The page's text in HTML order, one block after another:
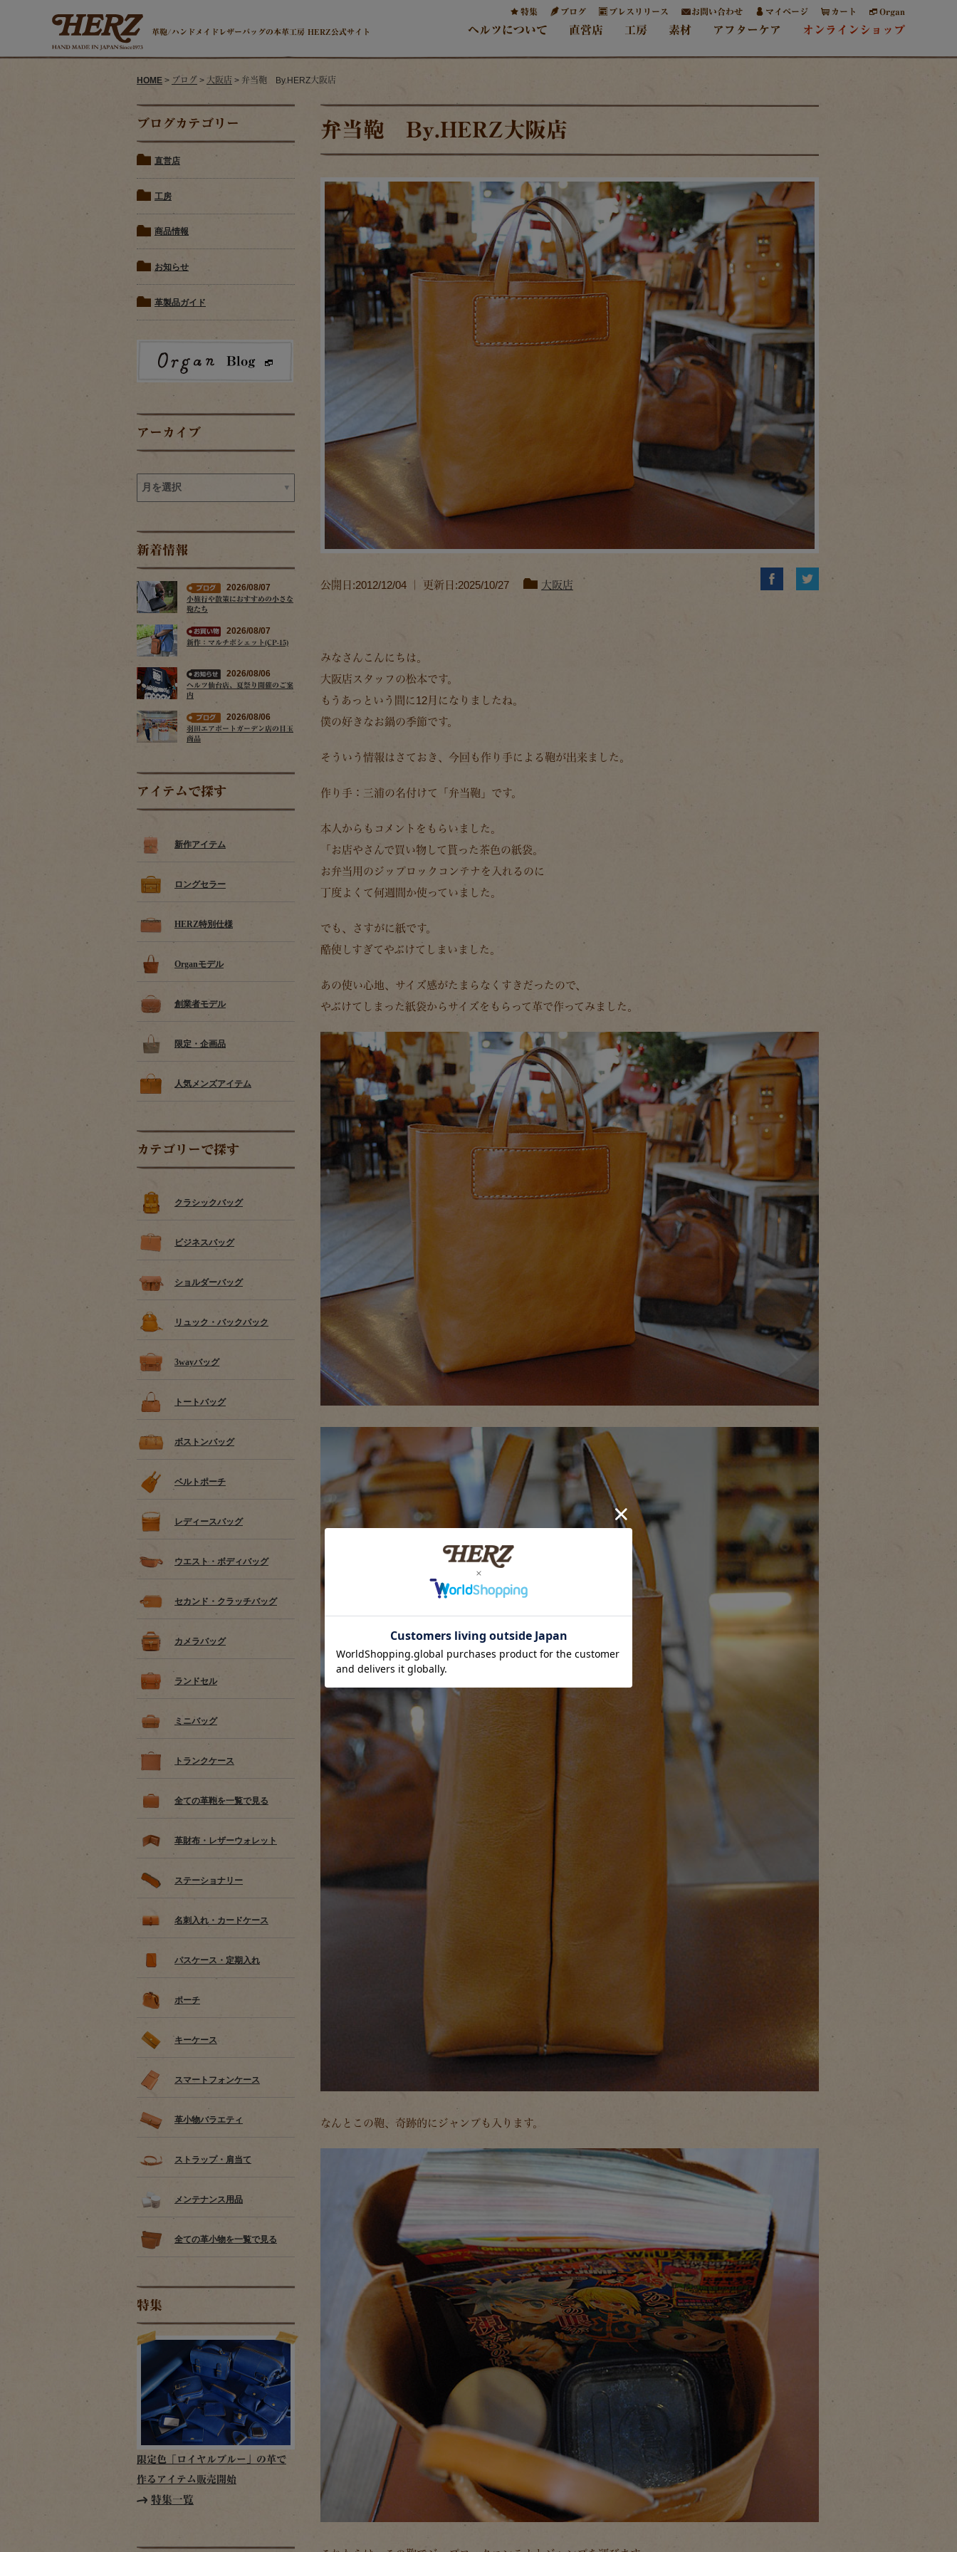
革鞄/ハンドメイドレザーバッグの本革工房 HERZ公式サイト
特集 ブログ プレスリリース お問い合わせ マイページ カート Organ
ヘルツについて 直営店 工房 素材 アフターケア オンラインショップ
HOME > ブログ > 大阪店 > 弁当鞄 By.HERZ大阪店
ブログカテゴリー
直営店
工房
商品情報
お知らせ
革製品ガイド
アーカイブ
新着情報
2026/08/07
小旅行や散策におすすめの小さな
鞄たち
2026/08/07
新作：マルチポシェット(CP-15)
2026/08/06
ヘルツ仙台店、夏祭り開催のご案
内
2026/08/06
羽田エアポートガーデン店の目玉
商品
アイテムで探す
新作アイテム
ロングセラー
HERZ特別仕様
Organモデル
創業者モデル
限定・企画品
人気メンズアイテム
カテゴリーで探す
クラシックバッグ
ビジネスバッグ
ショルダーバッグ
リュック・バックパック
3wayバッグ
トートバッグ
ボストンバッグ
ベルトポーチ
レディースバッグ
ウエスト・ボディバッグ
セカンド・クラッチバッグ
カメラバッグ
ランドセル
ミニバッグ
トランクケース
全ての革鞄を一覧で見る
革財布・レザーウォレット
ステーショナリー
名刺入れ・カードケース
パスケース・定期入れ
ポーチ
キーケース
スマートフォンケース
革小物バラエティ
ストラップ・肩当て
メンテナンス用品
全ての革小物を一覧で見る
特集
限定色「ロイヤルブルー」の革で
作るアイテム販売開始
特集一覧
弁当鞄 By.HERZ大阪店
公開日:2012/12/04 ｜ 更新日:2025/10/27 大阪店
みなさんこんにちは。
大阪店スタッフの松本です。
もうあっという間に12月になりましたね。
僕の好きなお鍋の季節です。
そういう情報はさておき、今回も作り手による鞄が出来ました。
作り手：三浦の名付けて「弁当鞄」です。
本人からもコメントをもらいました。
「お店やさんで買い物して貰った茶色の紙袋。
お弁当用のジップロックコンテナを入れるのに
丁度よくて何週間か使っていました。
でも、さすがに紙です。
酷使しすぎてやぶけてしまいました。
あの使い心地、サイズ感がたまらなくすきだったので、
やぶけてしまった紙袋からサイズをもらって革で作ってみました。
なんとこの鞄、奇跡的にジャンプも入ります。